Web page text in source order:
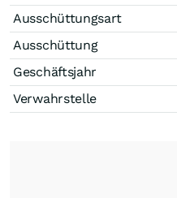
Ausschüttungsart
Ausschüttung
Geschäftsjahr
Verwahrstelle